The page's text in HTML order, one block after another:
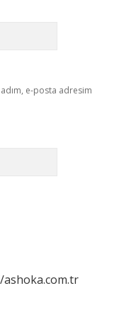
e-posta adresim